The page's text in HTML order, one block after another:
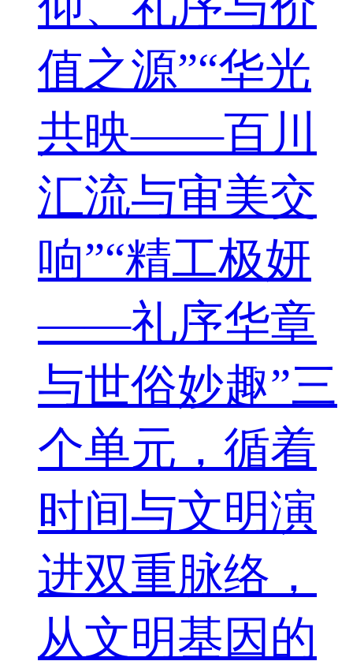
值之源”“华光
共映——百川
汇流与审美交
响”“精工极妍
——礼序华章
与世俗妙趣”三
个单元，循着
时间与文明演
进双重脉络，
从文明基因的